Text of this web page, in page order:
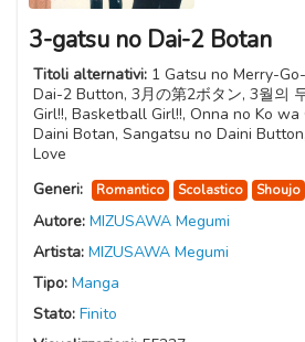
3-gatsu no Dai-2 Botan
Titoli alternativi: 1 Gatsu no Merry-
Dai-2 Button, 3月の第2ボタン, 3월의
Girl!!, Basketball Girl!!, Onna no Ko wa
Daini Botan, Sangatsu no Daini
Love
Generi:
Romantico Scolastico Shoujo
Autore: MIZUSAWA Megumi
Artista: MIZUSAWA Megumi
Tipo: Manga
Stato: Finito